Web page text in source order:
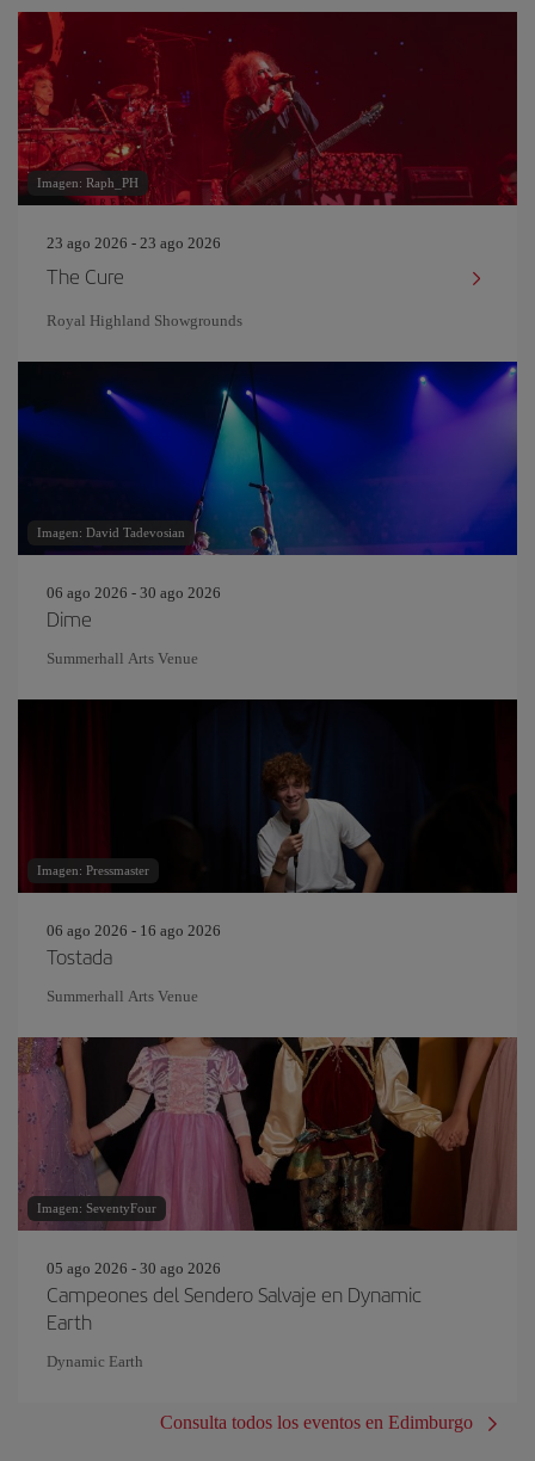
Imagen: Raph_PH
23 ago 2026 - 23 ago 2026
The Cure
Royal Highland Showgrounds
Imagen: David Tadevosian
06 ago 2026 - 30 ago 2026
Dime
Summerhall Arts Venue
Imagen: Pressmaster
06 ago 2026 - 16 ago 2026
Tostada
Summerhall Arts Venue
Imagen: SeventyFour
05 ago 2026 - 30 ago 2026
Campeones del Sendero Salvaje en Dynamic
Earth
Dynamic Earth
Consulta todos los eventos en Edimburgo